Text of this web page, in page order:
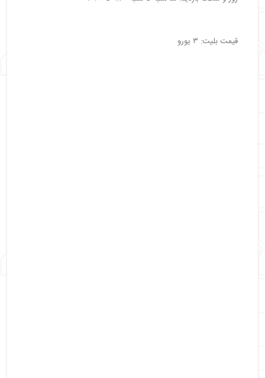
قیمت بلیت: ۳ یورو